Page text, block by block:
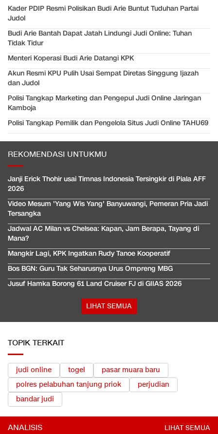
Kader PDIP Resmi Polisikan Budi Arie Buntut Tuduhan Partai
Judol
Budi Arie Bantah Dapat Jatah Lindungi Judi Online: Tuhan
Tidak Tidur
Menteri Koperasi Budi Arie Datangi KPK
Akun Resmi KPU Pulih Usai Sempat Diretas Singgung Ijazah
dan Judol
Polisi Tangkap Marketing dan Pengepul Judi Online Jaringan
Kamboja
Polisi Tangkap Pemilik dan Pengelola Situs Judi Online TAHU69
REKOMENDASI UNTUKMU
Janji Erick Thohir usai Timnas Indonesia Tersingkir di Piala AFF
2026
Video Mesum 'Yang Wis Yang' Banyuwangi, Pemeran Pria Jadi
Tersangka
Jadwal AC Milan vs Chelsea: Kapan, Jam Berapa, Tayang di
Mana?
Mangkir Lagi, KPK Ingatkan Rudy Tanoe Kooperatif
Bos BGN: Guru Tak Seharusnya Urus Ompreng MBG
Jusuf Hamka Borong 61 Land Cruiser FJ di GIIAS 2026
LIHAT SEMUA
TOPIK TERKAIT
judi online togel
pasar muara baru
polres pelabuhan tanjung priok
perjudian
bandar judi
ANALISIS LIHAT SEMUA